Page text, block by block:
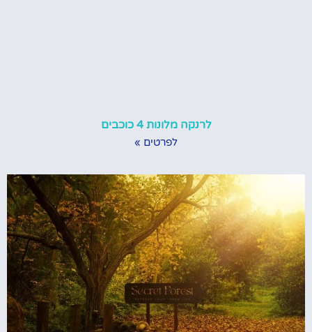
לרנקה מלונות 4 כוכבים
לפרטים »